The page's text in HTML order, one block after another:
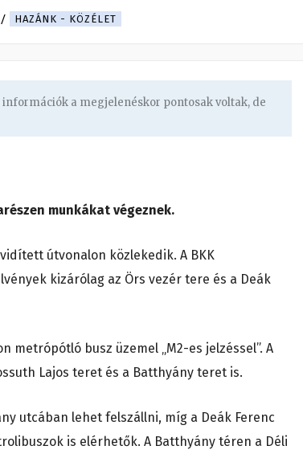
HAZÁNK - KÖZÉLET
információk a megjelenéskor pontosak voltak, de
munkákat végeznek.
útvonalon közlekedik. A BKK
kizárólag az Örs vezér tere és a Deák
metrópótló busz üzemel „M2-es jelzéssel”. A
Lajos teret és a Batthyány teret is.
utcában lehet felszállni, míg a Deák Ferenc
is elérhetők. A Batthyány téren a Déli